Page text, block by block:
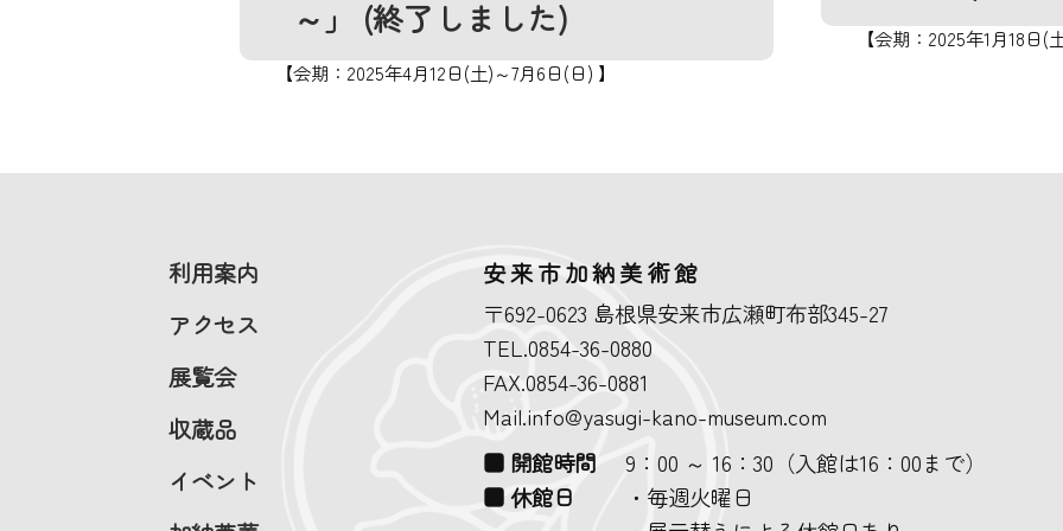
～」 (終了しました)
【会期：2025年4月12日(土)～7月6日(日) 】
【会期：2025年1月18日(
利用案内
アクセス
展覧会
収蔵品
イベント
安来市加納美術館
〒692-0623 島根県安来市広瀬町布部345-27
TEL.0854-36-0880
FAX.0854-36-0881
Mail.info@yasugi-kano-museum.com
■ 開館時間
9：00 ～ 16：30（入館は16：00まで）
■ 休館日
・毎週火曜日